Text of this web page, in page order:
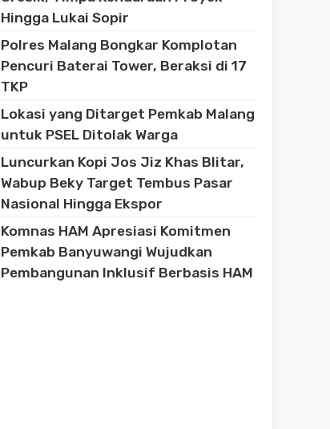
Hingga Lukai Sopir
Polres Malang Bongkar Komplotan
Pencuri Baterai Tower, Beraksi di 17
TKP
Lokasi yang Ditarget Pemkab Malang
untuk PSEL Ditolak Warga
Luncurkan Kopi Jos Jiz Khas Blitar,
Wabup Beky Target Tembus Pasar
Nasional Hingga Ekspor
Komnas HAM Apresiasi Komitmen
Pemkab Banyuwangi Wujudkan
Pembangunan Inklusif Berbasis HAM